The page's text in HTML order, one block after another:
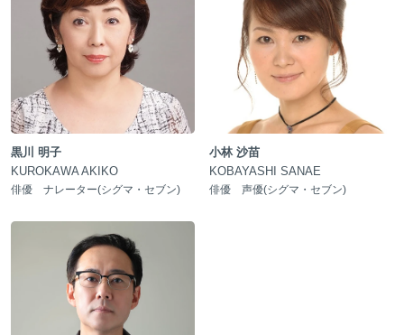
黒川 明子
KUROKAWA AKIKO
俳優 ナレーター(シグマ・セブン)
小林 沙苗
KOBAYASHI SANAE
俳優 声優(シグマ・セブン)